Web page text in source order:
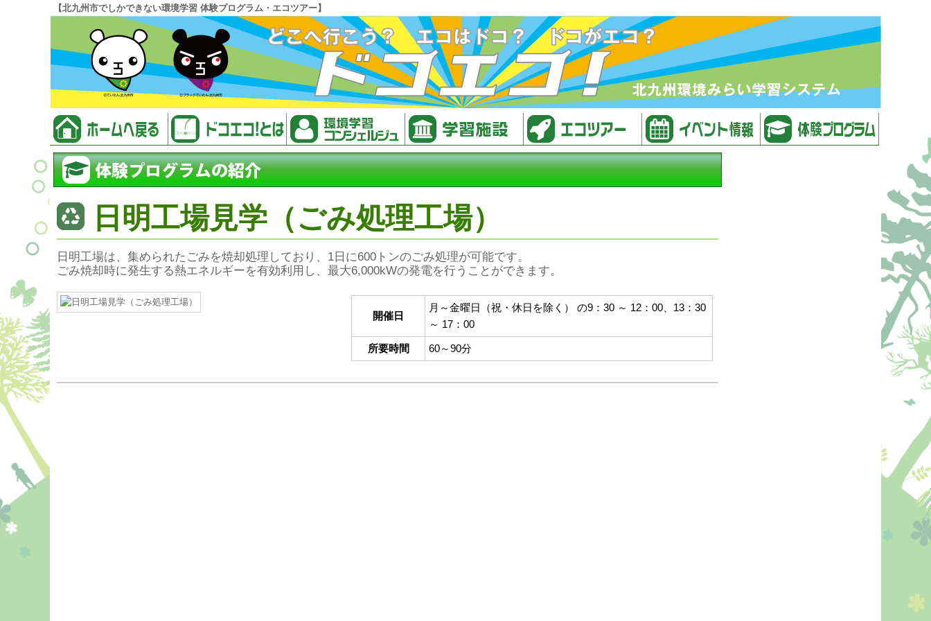
【北九州市でしかできない環境学習 体験プログラム・エコツアー】
日明工場見学（ごみ処理工場）
日明工場は、集められたごみを焼却処理しており、1日に600トンのごみ処理が可能です。
ごみ焼却時に発生する熱エネルギーを有効利用し、最大6,000kWの発電を行うことができます。
開催日
月～金曜日（祝・休日を除く） の9：30 ～ 12：00、13：30
～ 17：00
所要時間 60～90分